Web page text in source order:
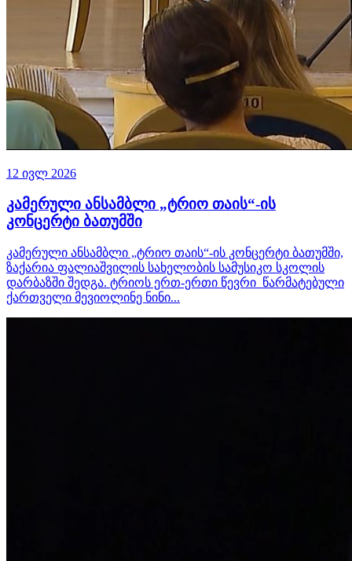
12 ივლ 2026
კამერული ანსამბლი „ტრიო თაის“-ის
კონცერტი ბათუმში
კამერული ანსამბლი „ტრიო თაის“-ის კონცერტი ბათუმში,
ზაქარია ფალიაშვილის სახელობის სამუსიკო სკოლის
დარბაზში შედგა. ტრიოს ერთ-ერთი წევრი წარმატებული
ქართველი მევიოლინე ნინი...